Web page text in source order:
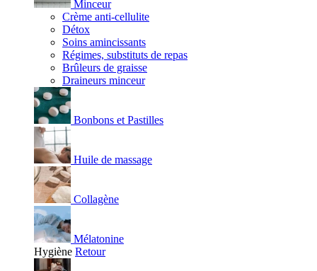
Minceur
Crème anti-cellulite
Détox
Soins amincissants
Régimes, substituts de repas
Brûleurs de graisse
Draineurs minceur
Bonbons et Pastilles
Huile de massage
Collagène
Mélatonine
Hygiène Retour